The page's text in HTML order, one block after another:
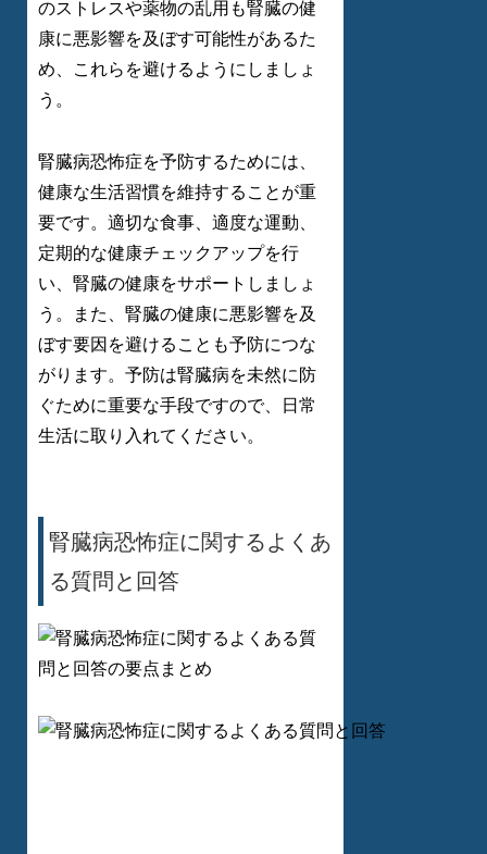
のストレスや薬物の乱用も腎臓の健
康に悪影響を及ぼす可能性があるた
め、これらを避けるようにしましょ
う。
腎臓病恐怖症を予防するためには、
健康な生活習慣を維持することが重
要です。適切な食事、適度な運動、
定期的な健康チェックアップを行
い、腎臓の健康をサポートしましょ
う。また、腎臓の健康に悪影響を及
ぼす要因を避けることも予防につな
がります。予防は腎臓病を未然に防
ぐために重要な手段ですので、日常
生活に取り入れてください。
腎臓病恐怖症に関するよくあ
る質問と回答